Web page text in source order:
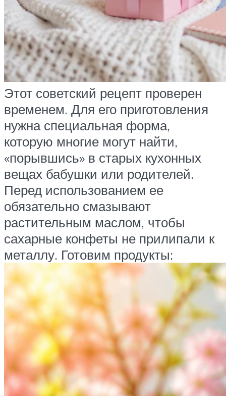
Этот советский рецепт проверен
временем. Для его приготовления
нужна специальная форма,
которую многие могут найти,
«порывшись» в старых кухонных
вещах бабушки или родителей.
Перед использованием ее
обязательно смазывают
растительным маслом, чтобы
сахарные конфеты не прилипали к
металлу. Готовим продукты: